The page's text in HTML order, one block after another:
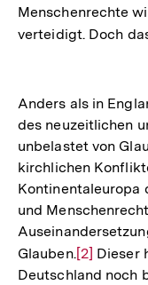
Menschenrechte
verteidigt. Doch
Anders als in
des neuzeitlichen
unbelastet von
kirchlichen
Kontinentaleuropa
und
Glauben.Zur
Auflösung
[2] Dieser
Deutschland noch